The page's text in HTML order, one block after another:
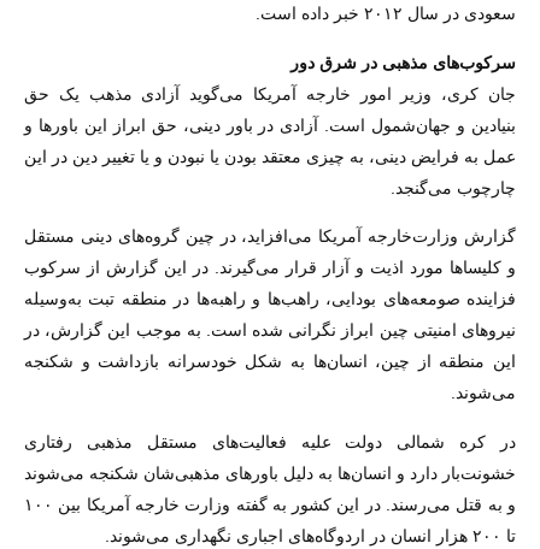
سعودی در سال ۲۰۱۲ خبر داده است.
سرکوب‌های مذهبی در شرق دور
جان کری، وزیر امور خارجه آمریکا می‌گوید آزادی مذهب یک حق
بنیادین و جهان‌شمول است. آزادی در باور دینی، حق ابراز این باورها و
عمل به فرایض دینی، به چیزی معتقد بودن یا نبودن و یا تغییر دین در این
چارچوب می‌گنجد.
گزارش وزارت‌خارجه آمریکا می‌افزاید، در چین گروه‌های دینی مستقل
و کلیساها مورد اذیت و آزار قرار می‌گیرند. در این گزارش از سرکوب
فزاینده صومعه‌های بودایی، راهب‌ها و راهبه‌ها در منطقه تبت به‌وسیله
نیروهای امنیتی چین ابراز نگرانی شده است. به موجب این گزارش، در
این منطقه از چین، انسان‌ها به شکل خودسرانه بازداشت و شکنجه
می‌شوند.
در کره شمالی دولت علیه فعالیت‌های مستقل مذهبی رفتاری
خشونت‌بار دارد و انسان‌ها به دلیل باورهای مذهبی‌شان شکنجه می‌شوند
و به قتل می‌رسند. در این کشور به گفته وزارت خارجه آمریکا بین ۱۰۰
تا ۲۰۰ هزار انسان در اردوگاه‌های اجباری نگهداری می‌شوند.